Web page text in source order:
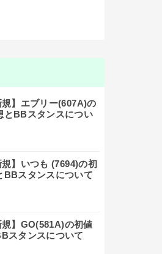
規】エブリー(607A)の
とBBスタンスについ
規】いつも (7694)の初
BBスタンスについて
規】GO(581A)の初値
スタンスについて